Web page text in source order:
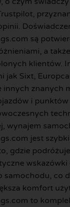
są
a
klientów.
jak Sixt,
innych znanych
i
wynajem
jest
gdzie
samochodu, co
komfort
to